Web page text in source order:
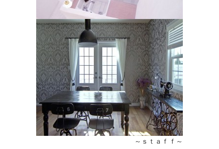
～ｓｔａｆｆ～